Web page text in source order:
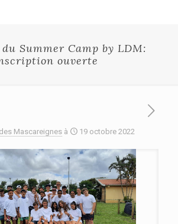
Summer Camp by LDM:
ouverte
Mascareignes à 19 octobre 2022